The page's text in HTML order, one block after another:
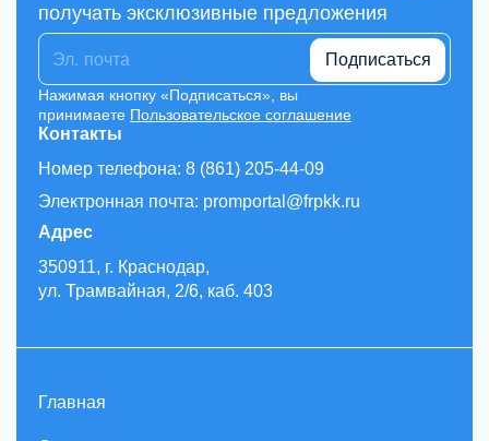
Контакты
Номер телефона: 8 (861) 205-44-09
Электронная почта: promportal@frpkk.ru
Адрес
350911, г. Краснодар,
ул. Трамвайная, 2/6, каб. 403
получать эксклюзивные предложения
Подписаться
Нажимая кнопку «Подписаться», вы
принимаете Пользовательское соглашение
Главная